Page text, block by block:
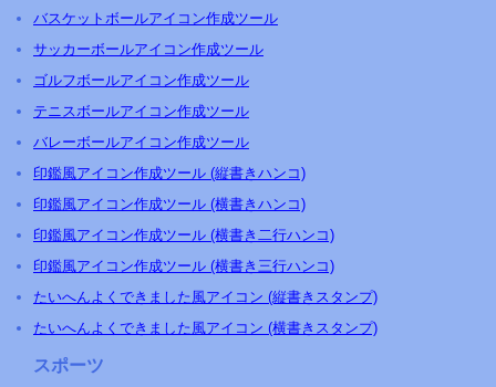
バスケットボールアイコン作成ツール
サッカーボールアイコン作成ツール
ゴルフボールアイコン作成ツール
テニスボールアイコン作成ツール
バレーボールアイコン作成ツール
印鑑風アイコン作成ツール (縦書きハンコ)
印鑑風アイコン作成ツール (横書きハンコ)
印鑑風アイコン作成ツール (横書き二行ハンコ)
印鑑風アイコン作成ツール (横書き三行ハンコ)
たいへんよくできました風アイコン (縦書きスタンプ)
たいへんよくできました風アイコン (横書きスタンプ)
スポーツ